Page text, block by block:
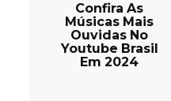
Confira As
Músicas Mais
Ouvidas No
Youtube Brasil
Em 2024